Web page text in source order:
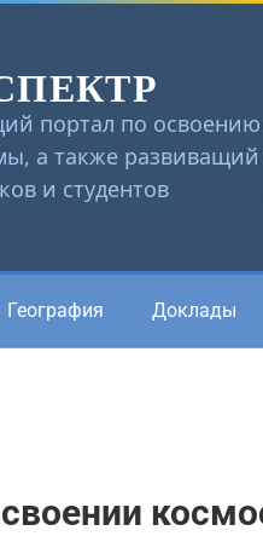
портал по
а также развиващий
и студентов
География Доклады